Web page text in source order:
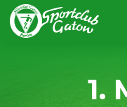
1.